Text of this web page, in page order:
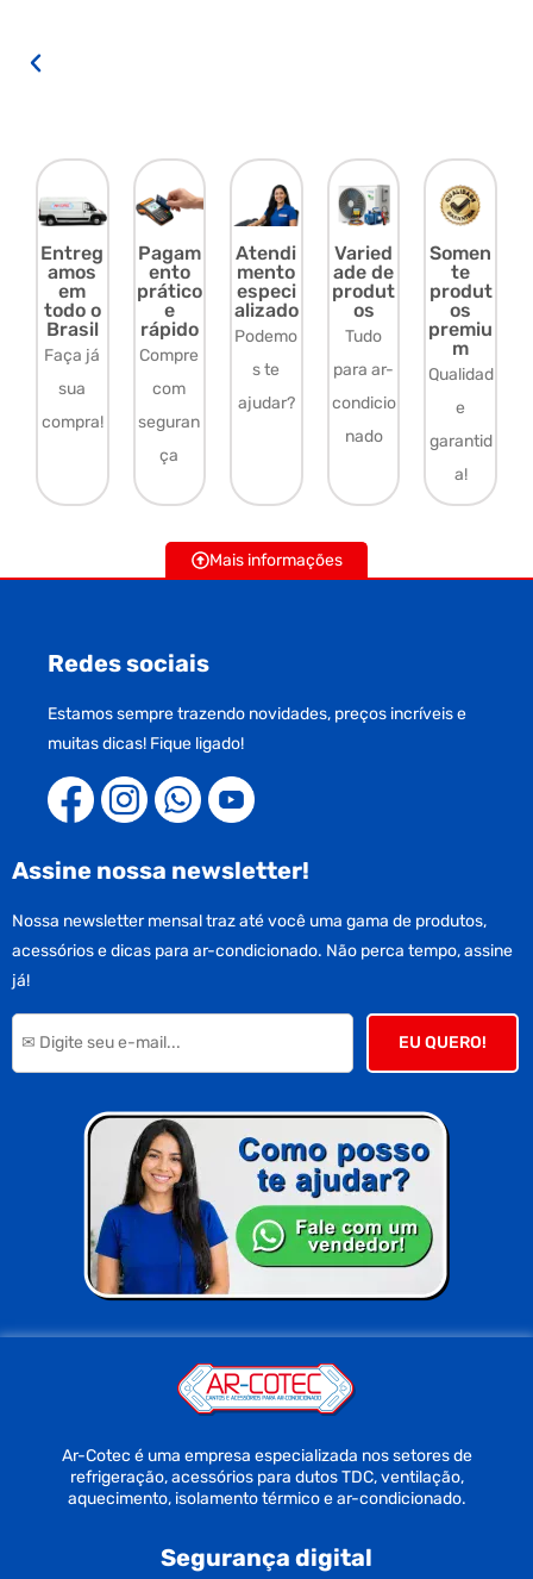
Entreg
amos
em
todo o
Brasil
Faça já
sua
compra!
Pagam
ento
prático
e
rápido
Compre
com
seguran
ça
Atendi
mento
especi
alizado
Podemo
s te
ajudar?
Varied
ade de
produt
os
Tudo
para ar-
condicio
nado
Somen
te
produt
os
premiu
m
Qualidad
e
garantid
a!
Mais informações
Redes sociais
Estamos sempre trazendo novidades, preços incríveis e
muitas dicas! Fique ligado!
Assine nossa newsletter!
Nossa newsletter mensal traz até você uma gama de produtos,
acessórios e dicas para ar-condicionado. Não perca tempo, assine
já!
Ar-Cotec é uma empresa especializada nos setores de
refrigeração, acessórios para dutos TDC, ventilação,
aquecimento, isolamento térmico e ar-condicionado.
Segurança digital